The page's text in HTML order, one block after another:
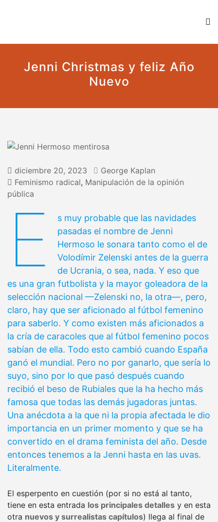
Jenni Christmas y feliz Año
Nuevo
diciembre 20, 2023
George Kaplan
Feminismo radical, Manipulación de la opinión
pública
E
s muy probable que las navidades
pasadas el nombre de Jenni
Hermoso le sonara tanto como el de
Volodímir Zelenski antes de la guerra
de Ucrania, o sea, nada. Y eso que
es una gran futbolista y la mayor goleadora de la
selección nacional —Zelenski no, la otra—, pero,
claro, hay que ser aficionado al fútbol femenino
para saberlo. Y como existen más aficionados a
la cría de caracoles que al fútbol femenino pocos
sabían de ella. Todo esto cambió cuando España
ganó el mundial. Pero no por ganarlo, que sería lo
suyo, sino por lo que pasó después cuando
recibió el beso de Rubiales que la ha hecho más
famosa que todas las demás jugadoras juntas.
Una anécdota a la que ni la propia afectada le dio
importancia en un primer momento y que se ha
convertido en el drama feminista del año. Desde
entonces tenemos a la Jenni hasta en las uvas.
Literalmente.
El esperpento en cuestión (por si no está al tanto,
tiene en esta entrada los principales detalles y en esta
otra nuevos y surrealistas capítulos) llega al final de